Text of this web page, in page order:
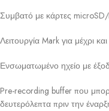
Συμβατό με κάρτες
Λειτουργία Mark για μέχρι
Ενσωματωμένο ηχείο με
Pre-recording buffer που
δευτερόλεπτα πριν την